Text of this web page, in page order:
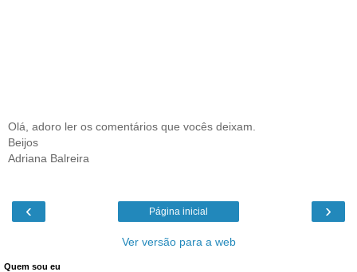
Olá, adoro ler os comentários que vocês deixam.
Beijos
Adriana Balreira
‹ ›
Página inicial
Ver versão para a web
Quem sou eu